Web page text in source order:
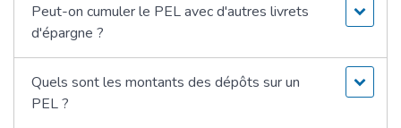
Peut-on cumuler le PEL avec d'autres livrets
d'épargne ?
Quels sont les montants des dépôts sur un
PEL ?